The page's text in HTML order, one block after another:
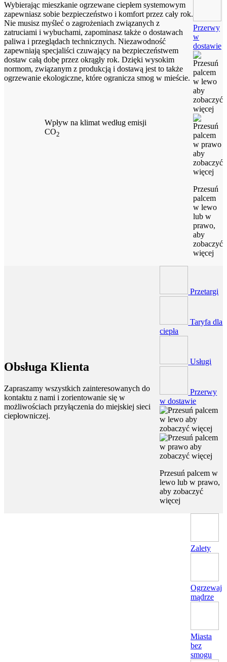
Wybierając mieszkanie ogrzewane ciepłem systemowym
zapewniasz sobie bezpieczeństwo i komfort przez cały rok.
Nie musisz myśleć o zagrożeniach związanych z
zatruciami i wybuchami, zapominasz także o dostawach
paliwa i przeglądach technicznych. Niezawodność
zapewniają specjaliści czuwający na bezpieczeństwem
dostaw całą dobę przez okrągły rok. Dzięki wysokim
normom, związanym z produkcją i dostawą jest to także
ogrzewanie ekologiczne, które ogranicza smog w mieście.
Wpływ na klimat według emisji
CO2
Przerwy
w
dostawie
Przesuń
palcem
w lewo
lub w
prawo,
aby
zobaczyć
więcej
Obsługa Klienta
Zapraszamy wszystkich zainteresowanych do
kontaktu z nami i zorientowanie się w
możliwościach przyłączenia do miejskiej sieci
ciepłowniczej.
Przetargi
Taryfa dla
ciepła
Usługi
Przerwy
w dostawie
Przesuń palcem w
lewo lub w prawo,
aby zobaczyć
więcej
Zalety
Ogrzewaj
mądrze
Miasta
bez
smogu